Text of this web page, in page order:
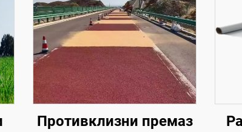
Противклизни премаз